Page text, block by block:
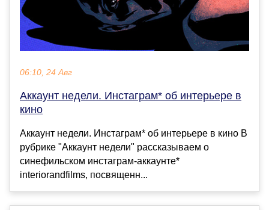
06:10, 24 Авг
Аккаунт недели. Инстаграм* об интерьере в
кино
Аккаунт недели. Инстаграм* об интерьере в кино В
рубрике "Аккаунт недели" рассказываем о
синефильском инстаграм-аккаунте*
interiorandfilms, посвященн...